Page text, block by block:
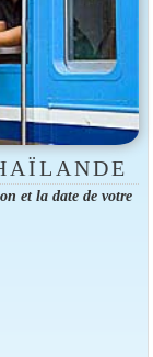
et la date de votre